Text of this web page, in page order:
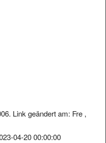
Link geändert am: Fre ,
04-20 00:00:00